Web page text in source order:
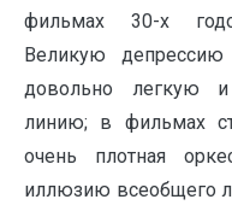
фильмах 30-х
Великую
довольно легкую
линию; в фильмах
очень плотная
иллюзию всеобщего